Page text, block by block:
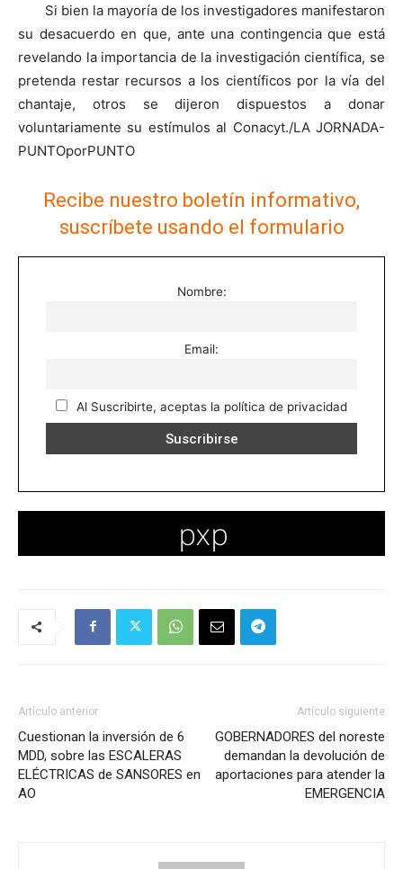
Si bien la mayoría de los investigadores manifestaron
su desacuerdo en que, ante una contingencia que está
revelando la importancia de la investigación científica, se
pretenda restar recursos a los científicos por la vía del
chantaje, otros se dijeron dispuestos a donar
voluntariamente su estímulos al Conacyt./LA JORNADA-
PUNTOporPUNTO
Recibe nuestro boletín informativo,
suscríbete usando el formulario
Nombre:
Email:
Al Suscribirte, aceptas la política de privacidad
Artículo anterior
Cuestionan la inversión de 6
MDD, sobre las ESCALERAS
ELÉCTRICAS de SANSORES en
AO
Artículo siguiente
GOBERNADORES del noreste
demandan la devolución de
aportaciones para atender la
EMERGENCIA